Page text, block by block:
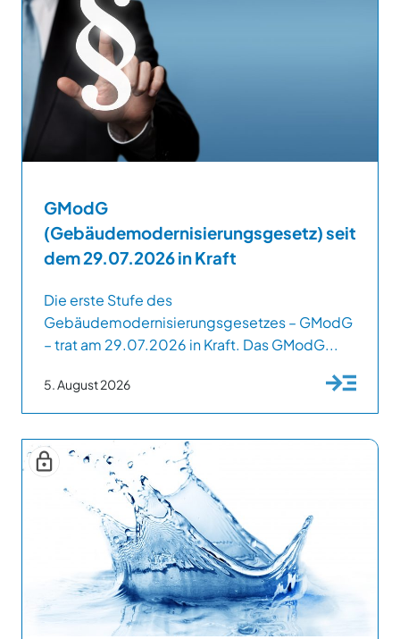
GModG
(Gebäudemodernisierungsgesetz) seit
dem 29.07.2026 in Kraft
Die erste Stufe des
Gebäudemodernisierungsgesetzes – GModG
– trat am 29.07.2026 in Kraft. Das GModG...
5. August 2026